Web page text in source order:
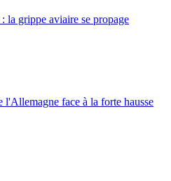
la grippe aviaire se propage
l'Allemagne face à la forte hausse